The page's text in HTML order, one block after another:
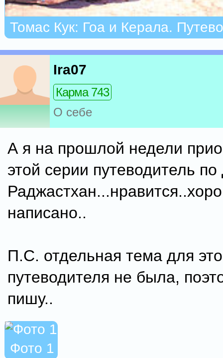
Томас Кук: Гоа и Керала.
Ira07
Карма 743
О себе
А я на прошлой недели
этой серии путеводитель
написано..
П.С. отдельная тема для
путеводителя не была,
пишу..
Фото 1